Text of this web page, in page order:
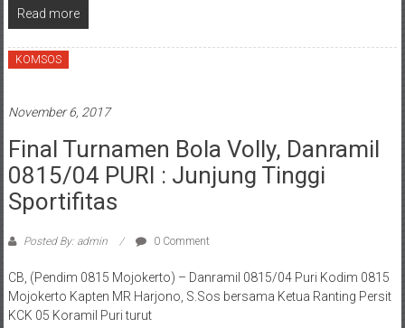
Read more
KOMSOS
November 6, 2017
Final Turnamen Bola Volly, Danramil
0815/04 PURI : Junjung Tinggi
Sportifitas
Posted By: admin 0 Comment
CB, (Pendim 0815 Mojokerto) – Danramil 0815/04 Puri Kodim 0815
Mojokerto Kapten MR Harjono, S.Sos bersama Ketua Ranting Persit
KCK 05 Koramil Puri turut